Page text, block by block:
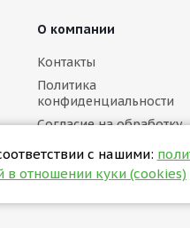
с нашими:
в отношении куки (cookies)
О компании
Контакты
Политика
конфиденциальности
Согласие на обработку
Политика в отношении
(cookies)